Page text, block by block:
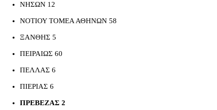
ΝΗΣΩΝ 12
ΝΟΤΙΟΥ ΤΟΜΕΑ ΑΘΗΝΩΝ 58
ΞΑΝΘΗΣ 5
ΠΕΙΡΑΙΩΣ 60
ΠΕΛΛΑΣ 6
ΠΙΕΡΙΑΣ 6
ΠΡΕΒΕΖΑΣ 2